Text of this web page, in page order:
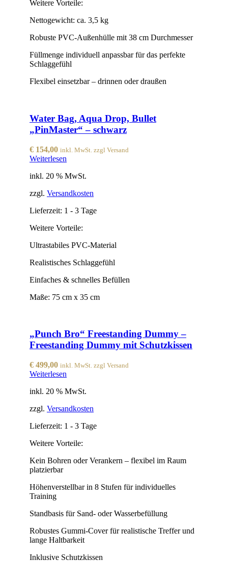
Weitere Vorteile:
Nettogewicht: ca. 3,5 kg
Robuste PVC-Außenhülle mit 38 cm Durchmesser
Füllmenge individuell anpassbar für das perfekte
Schlaggefühl
Flexibel einsetzbar – drinnen oder draußen
Water Bag, Aqua Drop, Bullet
„PinMaster“ – schwarz
€ 154,00 inkl. MwSt. zzgl Versand
Weiterlesen
inkl. 20 % MwSt.
zzgl. Versandkosten
Lieferzeit: 1 - 3 Tage
Weitere Vorteile:
Ultrastabiles PVC-Material
Realistisches Schlaggefühl
Einfaches & schnelles Befüllen
Maße: 75 cm x 35 cm
„Punch Bro“ Freestanding Dummy –
Freestanding Dummy mit Schutzkissen
€ 499,00 inkl. MwSt. zzgl Versand
Weiterlesen
inkl. 20 % MwSt.
zzgl. Versandkosten
Lieferzeit: 1 - 3 Tage
Weitere Vorteile:
Kein Bohren oder Verankern – flexibel im Raum
platzierbar
Höhenverstellbar in 8 Stufen für individuelles
Training
Standbasis für Sand- oder Wasserbefüllung
Robustes Gummi-Cover für realistische Treffer und
lange Haltbarkeit
Inklusive Schutzkissen